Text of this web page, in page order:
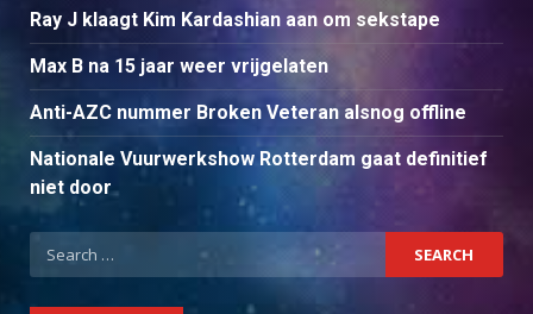
Ray J klaagt Kim Kardashian aan om sekstape
Max B na 15 jaar weer vrijgelaten
Anti-AZC nummer Broken Veteran alsnog offline
Nationale Vuurwerkshow Rotterdam gaat definitief
niet door
Search
for: